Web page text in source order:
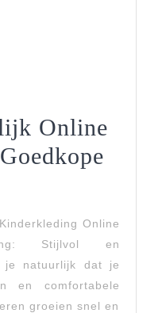
Online
Online
Stijlvol en
je natuurlijk dat je
en comfortabele
groeien snel en